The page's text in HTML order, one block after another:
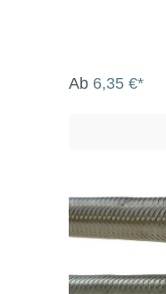
Ab 6,35 €*